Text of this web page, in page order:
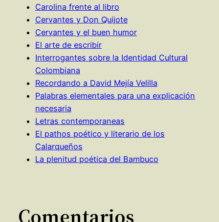
Carolina frente al libro
Cervantes y Don Quijote
Cervantes y el buen humor
El arte de escribir
Interrogantes sobre la Identidad Cultural
Colombiana
Recordando a David Mejía Velilla
Palabras elementales para una explicación
necesaria
Letras contemporaneas
El pathos poético y literario de los
Calarqueños
La plenitud poética del Bambuco